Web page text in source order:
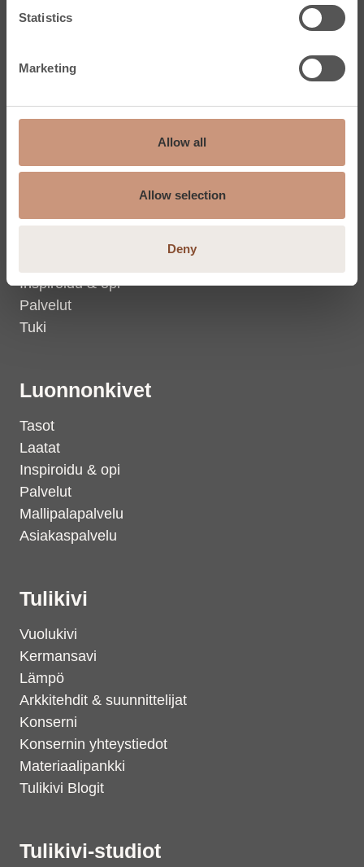
Statistics
Marketing
Allow all
Allow selection
Deny
Kermansavi
Kampanjamallit
Tuki
Sähkökiukaat
Inspiroidu & opi
Palvelut
Tuki
Luonnonkivet
Tasot
Laatat
Inspiroidu & opi
Palvelut
Mallipalapalvelu
Asiakaspalvelu
Tulikivi
Vuolukivi
Kermansavi
Lämpö
Arkkitehdit & suunnittelijat
Konserni
Konsernin yhteystiedot
Materiaalipankki
Tulikivi Blogit
Tulikivi-studiot